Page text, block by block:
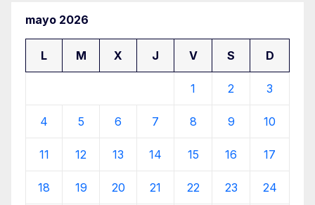
mayo 2026
L M X J V S D
1 2 3
4 5 6 7 8 9 10
11 12 13 14 15 16 17
18 19 20 21 22 23 24